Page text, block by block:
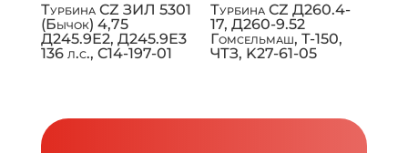
Турбина CZ ЗИЛ 5301
(Бычок) 4,75
Д245.9Е2, Д245.9Е3
136 л.с., C14-197-01
Турбина CZ Д260.4-
17, Д260-9.52
Гомсельмаш, Т-150,
ЧТЗ, K27-61-05